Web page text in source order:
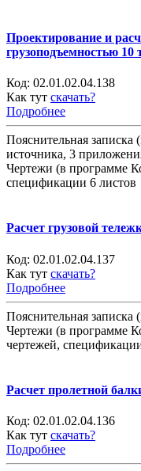
Проектирование и
грузоподъемностью 10
Код: 02.01.02.04.138
Как тут скачать?
Подробнее
Пояснительная записка
источника, 3
Чертежи (в программе
спецификации 6 листов
Расчет грузовой
Код: 02.01.02.04.137
Как тут скачать?
Подробнее
Пояснительная записка
Чертежи (в программе
чертежей,
Расчет пролетной
Код: 02.01.02.04.136
Как тут скачать?
Подробнее